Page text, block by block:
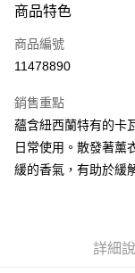
3 期 0 利率 每期
合作金庫商業銀行
上海商業儲蓄銀行
臺灣中小企業銀行
匯豐（台灣）商業銀
聯邦商業銀行
元大商業銀行
LINE Pay
Apple Pay
悠遊付
Google Pay
ATM付款
商品特色
商品編號
11478890
銷售重點
蘊含紐西蘭特有的卡
日常使用。散發著薰
緩的香氣，有助於緩
詳細